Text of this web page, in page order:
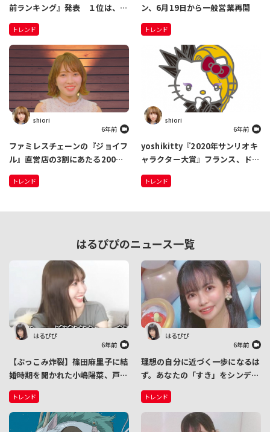
前ランキング』発表 １位は、男
の子「蓮」3年連続 女の子「陽
葵」5年連続 急上昇した名前
は…
トレンド
ン、6月19日から一般営業再開
トレンド
shiori
6年前
ファミレスチェーンの『ジョイフ
ル』直営店の3割にあたる200店
舗を順次閉店 新型コロナによる
売上減少のため
トレンド
shiori
6年前
yoshikitty『2020年サンリオキ
ャラクター大賞』フランス、ドイ
ツ、ブラジルで1位獲得 「世界
各国でこれだけ健闘できてうれし
トレンド
はるぴぴのニュース一覧
はるぴぴ
6年前
【ぶっこみ炸裂】篠田麻里子に結
婚時期を聞かれた小嶋陽菜、戸惑
いながらも結婚について語る
トレンド
はるぴぴ
6年前
理想の自分に近づく一歩になるは
ず。あなたの「すき」をシンデレ
ラノートにつづって、わくわくす
る毎日に
トレンド